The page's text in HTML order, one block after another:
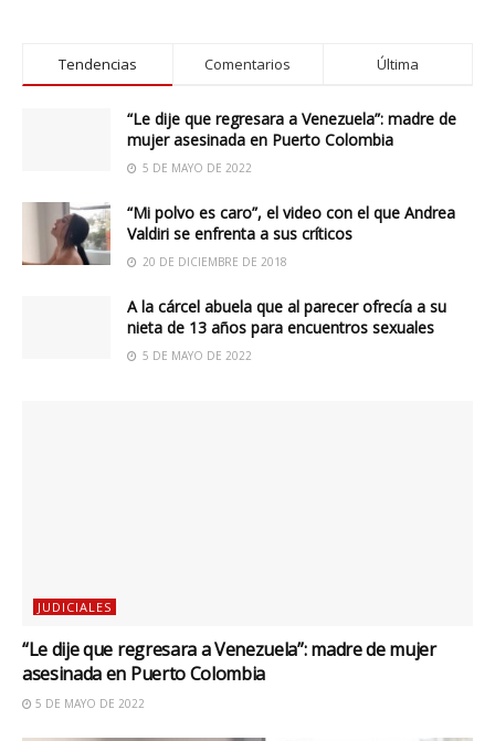
Tendencias Comentarios Última
“Le dije que regresara a Venezuela”: madre de
mujer asesinada en Puerto Colombia
5 DE MAYO DE 2022
“Mi polvo es caro”, el video con el que Andrea
Valdiri se enfrenta a sus críticos
20 DE DICIEMBRE DE 2018
A la cárcel abuela que al parecer ofrecía a su
nieta de 13 años para encuentros sexuales
5 DE MAYO DE 2022
JUDICIALES
“Le dije que regresara a Venezuela”: madre de mujer
asesinada en Puerto Colombia
5 DE MAYO DE 2022